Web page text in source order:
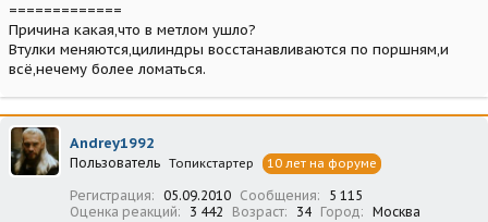
=============
Причина какая,что в метлом ушло?
Втулки меняются,цилиндры восстанавливаются по поршням,и
всё,нечему более ломаться.
Andrey1992
Пользователь Топикстартер 10 лет на форуме
Регистрация 05.09.2010 Сообщения
5 115
Оценка реакций
3 442 Возраст 34 Город Москва